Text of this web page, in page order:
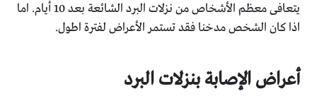
يتعافى معظم الأشخاص من نزلات البرد الشائعة بعد 10 أيام. اما
اذا كان الشخص مدخنا فقد تستمر الأعراض لفترة اطول.
أعراض الإصابة بنزلات البرد